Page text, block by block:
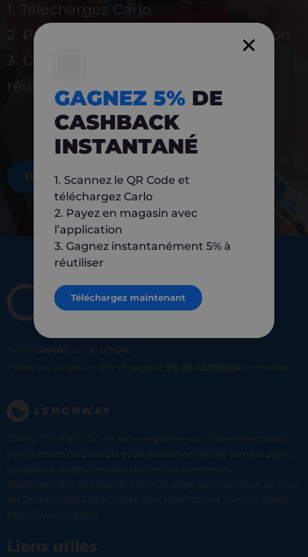
1. Téléchargez Carlo
2. Payez en magasin avec l’application
3. Gagnez instantanément 5 % à
réutiliser
TÉLÉCHARGEZ MAINTENANT
SHOP SMART SHOP
LOCAL
Faites vos achats en ville et gagnez 5% de cashback immediat !
CARLO TECHNOLOGIES est enregistrée sous l'identifiant 95922
par l’Autorité de Contrôle et de Résolution (ACPR) comme agent
prestataire de services de paiement de Lemonway
(établissement de paiement dont le siège social est situé au 8 rue
du Sentier, 75002 Paris, agréé par l’ACPR sous le numéro 16568) -
https://www.regafi.fr/
Liens utiles
GAGNEZ 5% DE
CASHBACK
INSTANTANÉ
1. Scannez le QR Code et
téléchargez Carlo
2. Payez en magasin avec
l’application
3. Gagnez instantanément 5% à
réutiliser
Téléchargez maintenant